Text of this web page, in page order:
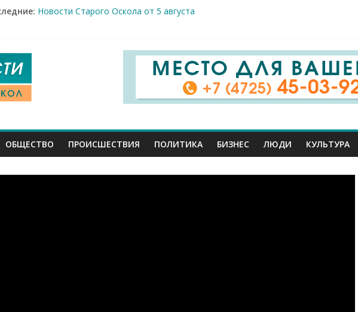
Новости Старого Оскола от 5 августа
Александр Шуваев доложил Владимиру Путину о текущей работе
От учебников к реальным пациентам: студенты-медики из разных вузов
ОБЩЕСТВО ПРОИСШЕСТВИЯ ПОЛИТИКА БИЗНЕС ЛЮДИ КУЛЬТУРА